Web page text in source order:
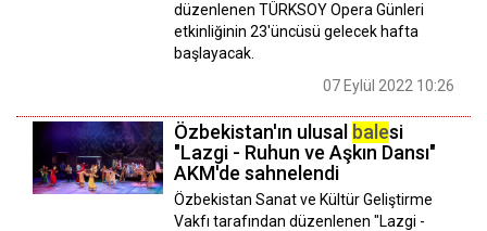
düzenlenen TÜRKSOY Opera Günleri
etkinliğinin 23'üncüsü gelecek hafta
başlayacak.
07 Eylül 2022 10:26
Özbekistan'ın ulusal balesi
"Lazgi - Ruhun ve Aşkın Dansı"
AKM'de sahnelendi
Özbekistan Sanat ve Kültür Geliştirme
Vakfı tarafından düzenlenen "Lazgi -